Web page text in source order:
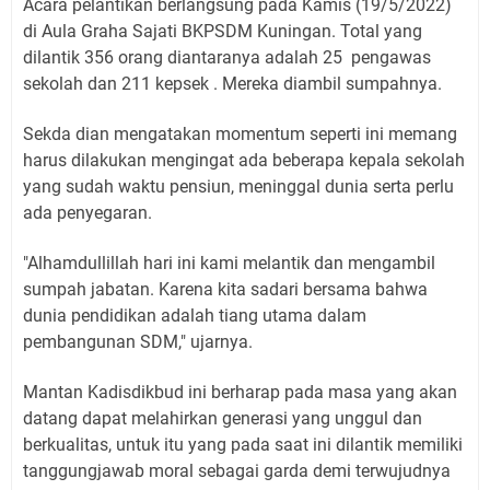
Acara pelantikan berlangsung pada Kamis (19/5/2022)
di Aula Graha Sajati BKPSDM Kuningan. Total yang
dilantik 356 orang diantaranya adalah 25 pengawas
sekolah dan 211 kepsek . Mereka diambil sumpahnya.
Sekda dian mengatakan momentum seperti ini memang
harus dilakukan mengingat ada beberapa kepala sekolah
yang sudah waktu pensiun, meninggal dunia serta perlu
ada penyegaran.
"Alhamdullillah hari ini kami melantik dan mengambil
sumpah jabatan. Karena kita sadari bersama bahwa
dunia pendidikan adalah tiang utama dalam
pembangunan SDM," ujarnya.
Mantan Kadisdikbud ini berharap pada masa yang akan
datang dapat melahirkan generasi yang unggul dan
berkualitas, untuk itu yang pada saat ini dilantik memiliki
tanggungjawab moral sebagai garda demi terwujudnya